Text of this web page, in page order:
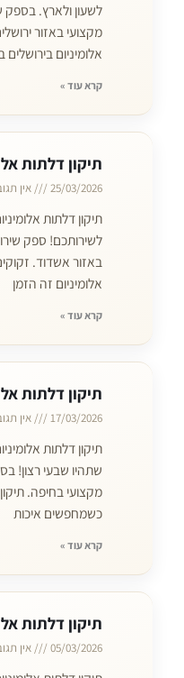
לשעון ולארץ. בספק
מקצועי באזור
אלומיניום
קרא עוד »
תיקון דלתות
25/03/2026 אין
תיקון דלתות
לשירותכם! ספק
באזור אשדוד.
אלומיניום זה הזמן
קרא עוד »
תיקון דלתות
17/03/2026 אין
תיקון דלתות
שתהיו שבעי רצון!
מקצועי בחיפה.
כשמחפשים איכות
קרא עוד »
תיקון דלתות
05/03/2026 אין